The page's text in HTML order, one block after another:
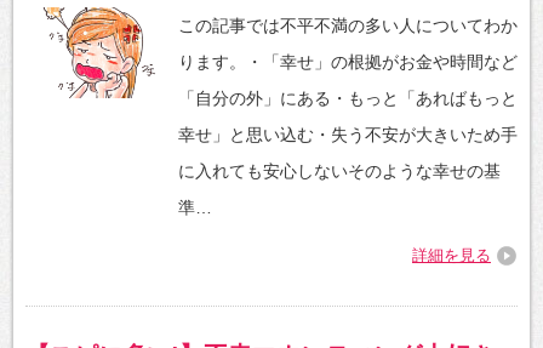
この記事では不平不満の多い人についてわか
ります。・「幸せ」の根拠がお金や時間など
「自分の外」にある・もっと「あればもっと
幸せ」と思い込む・失う不安が大きいため手
に入れても安心しないそのような幸せの基
準…
詳細を見る